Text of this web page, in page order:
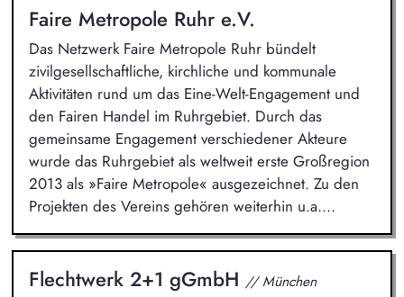
Faire Metropole Ruhr e.V.
Das Netzwerk Faire Metropole Ruhr bündelt
zivilgesellschaftliche, kirchliche und kommunale
Aktivitäten rund um das Eine-Welt-Engagement und
den Fairen Handel im Ruhrgebiet. Durch das
gemeinsame Engagement verschiedener Akteure
wurde das Ruhrgebiet als weltweit erste Großregion
2013 als »Faire Metropole« ausgezeichnet. Zu den
Projekten des Vereins gehören weiterhin u.a....
Flechtwerk 2+1 gGmbH // München